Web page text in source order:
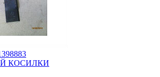
КОСИЛКИ